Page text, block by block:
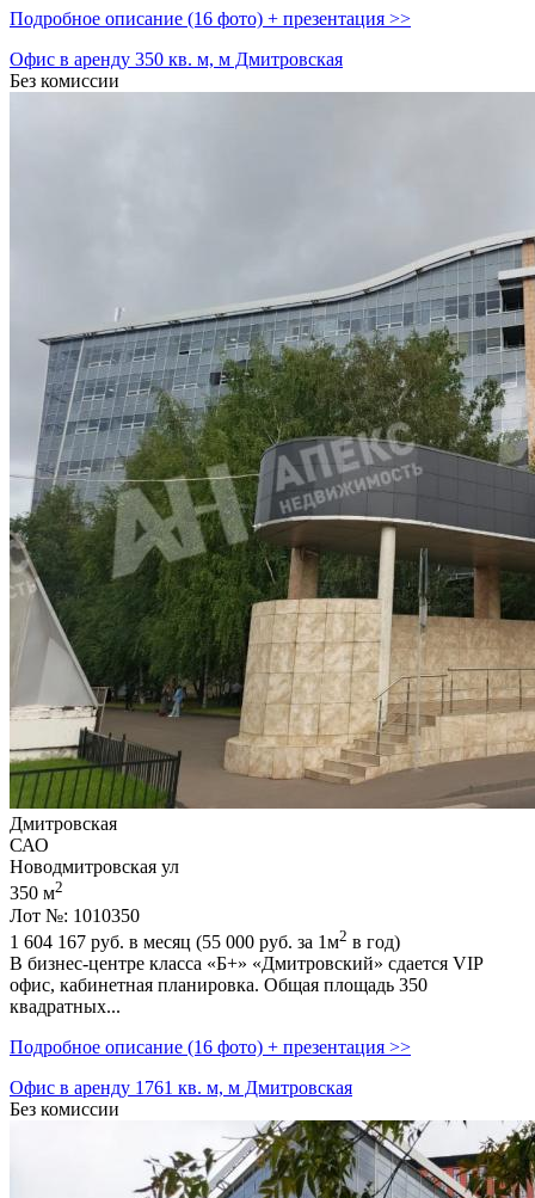
Подробное описание (16 фото) + презентация >>
Офис в аренду 350 кв. м, м Дмитровская
Без комиссии
Дмитровская
САО
Новодмитровская ул
350 м2
Лот №: 1010350
1 604 167 руб. в месяц (55 000 руб. за 1м2 в год)
В бизнес-центре класса «Б+» «Дмитровский» сдается VIP
офис,­ кабинетная планировка. Общая площадь 350
квадратных...
Подробное описание (16 фото) + презентация >>
Офис в аренду 1761 кв. м, м Дмитровская
Без комиссии